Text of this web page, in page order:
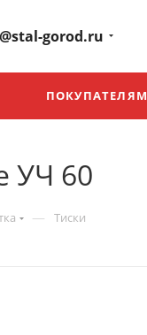
gorod.ru
ПОКУПАТЕЛЯМ
УЧ 60
— Тиски